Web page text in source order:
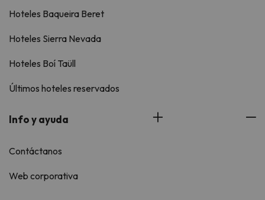
Hoteles Baqueira Beret
Hoteles Sierra Nevada
Hoteles Boí Taüll
Últimos hoteles reservados
Info y ayuda
Contáctanos
Web corporativa